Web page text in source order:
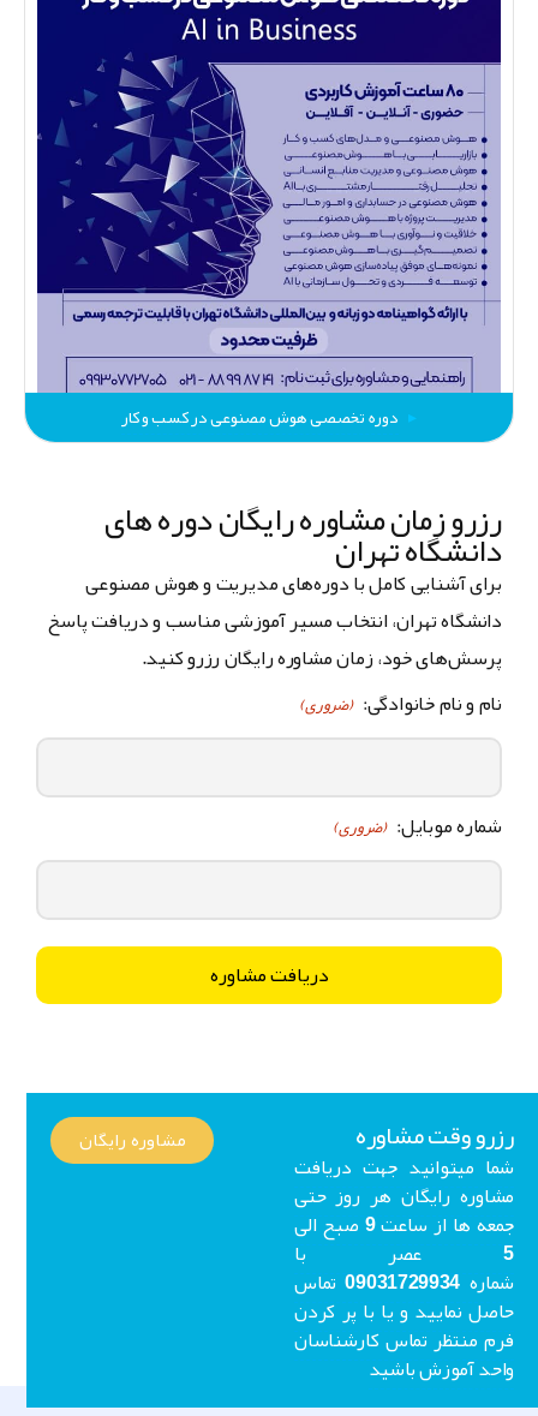
دوره تخصصی هوش مصنوعی در کسب و کار
رزرو زمان مشاوره رایگان دوره های
دانشگاه تهران
برای آشنایی کامل با دوره‌های مدیریت و هوش مصنوعی
دانشگاه تهران، انتخاب مسیر آموزشی مناسب و دریافت پاسخ
پرسش‌های خود، زمان مشاوره رایگان رزرو کنید.
نام و نام خانوادگی: (ضروری)
شماره موبایل: (ضروری)
وقت مشاوره
میتوانید جهت دریافت
رایگان هر روز حتی
جمعه ها از ساعت 9 صبح الی
5 عصر با
شماره 09031729934 تماس
نمایید و یا با پر کردن
منتظر تماس کارشناسان
آموزش باشید
مشاوره رایگان